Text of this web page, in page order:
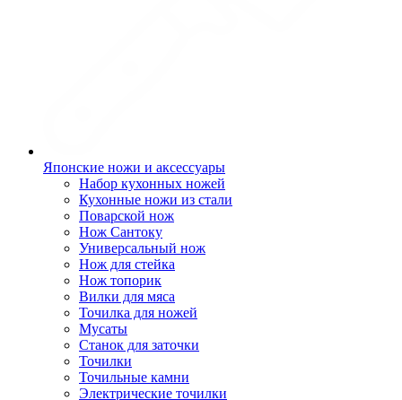
Японские ножи и аксессуары
Набор кухонных ножей
Кухонные ножи из стали
Поварской нож
Нож Сантоку
Универсальный нож
Нож для стейка
Нож топорик
Вилки для мяса
Точилка для ножей
Мусаты
Станок для заточки
Точилки
Точильные камни
Электрические точилки